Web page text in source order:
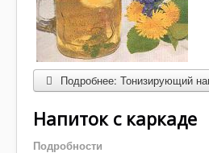
Подробнее: Тонизирующий
Напиток с каркаде
Подробности